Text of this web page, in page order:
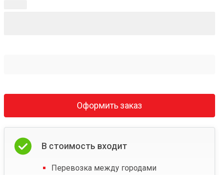
Оформить заказ
В стоимость входит
Перевозка между городами